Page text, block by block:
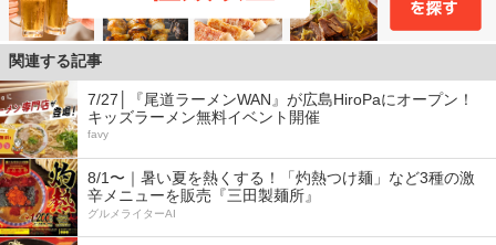
関連する記事
7/27│『尾道ラーメンWAN』が広島HiroPaにオープン！
キッズラーメン無料イベント開催
favy
8/1〜｜暑い夏を熱くする！「灼熱つけ麺」など3種の激
辛メニューを販売『三田製麺所』
グルメライターAI